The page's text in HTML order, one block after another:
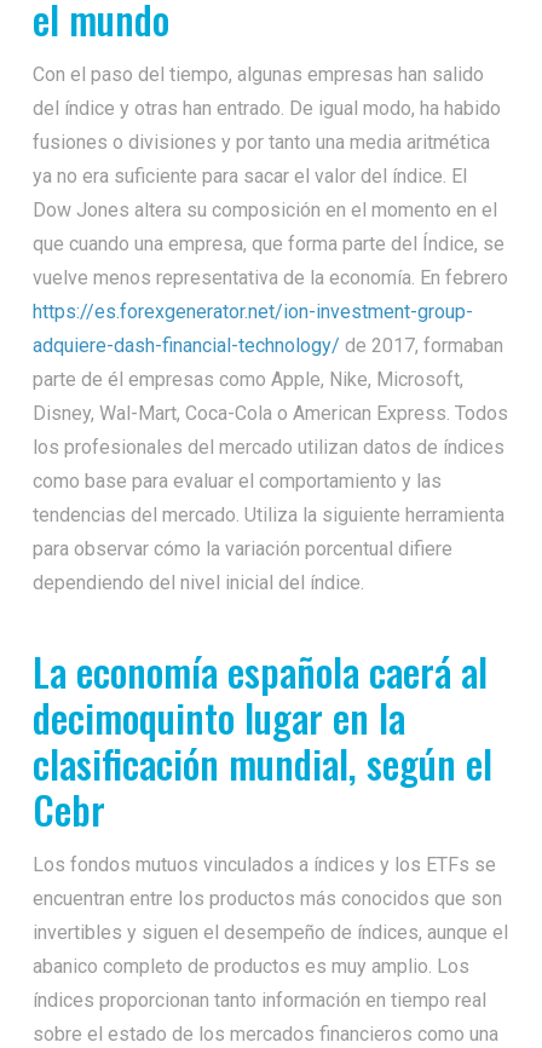
el mundo
Con el paso del tiempo, algunas empresas han salido
del índice y otras han entrado. De igual modo, ha habido
fusiones o divisiones y por tanto una media aritmética
ya no era suficiente para sacar el valor del índice. El
Dow Jones altera su composición en el momento en el
que cuando una empresa, que forma parte del Índice, se
vuelve menos representativa de la economía. En febrero
https://es.forexgenerator.net/ion-investment-group-
adquiere-dash-financial-technology/ de 2017, formaban
parte de él empresas como Apple, Nike, Microsoft,
Disney, Wal-Mart, Coca-Cola o American Express. Todos
los profesionales del mercado utilizan datos de índices
como base para evaluar el comportamiento y las
tendencias del mercado. Utiliza la siguiente herramienta
para observar cómo la variación porcentual difiere
dependiendo del nivel inicial del índice.
La economía española caerá al
decimoquinto lugar en la
clasificación mundial, según el
Cebr
Los fondos mutuos vinculados a índices y los ETFs se
encuentran entre los productos más conocidos que son
invertibles y siguen el desempeño de índices, aunque el
abanico completo de productos es muy amplio. Los
índices proporcionan tanto información en tiempo real
sobre el estado de los mercados financieros como una